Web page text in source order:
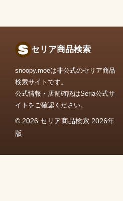
セリア商品検索
snoopy.moeは非公式のセリア商品
検索サイトです。
公式情報・店舗確認はSeria公式サ
イトをご確認ください。
© 2026 セリア商品検索 2026年
版